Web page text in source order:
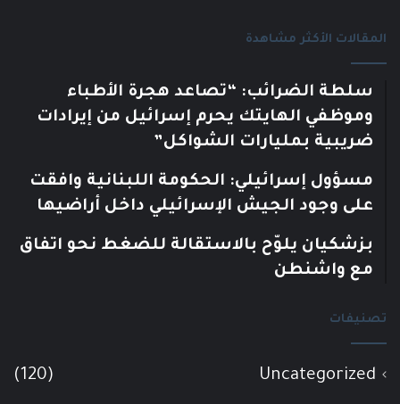
المقالات الأكثر مشاهدة
سلطة الضرائب: “تصاعد هجرة الأطباء
وموظفي الهايتك يحرم إسرائيل من إيرادات
ضريبية بمليارات الشواكل”
مسؤول إسرائيلي: الحكومة اللبنانية وافقت
على وجود الجيش الإسرائيلي داخل أراضيها
بزشكيان يلوّح بالاستقالة للضغط نحو اتفاق
مع واشنطن
تصنيفات
Uncategorized
(120)